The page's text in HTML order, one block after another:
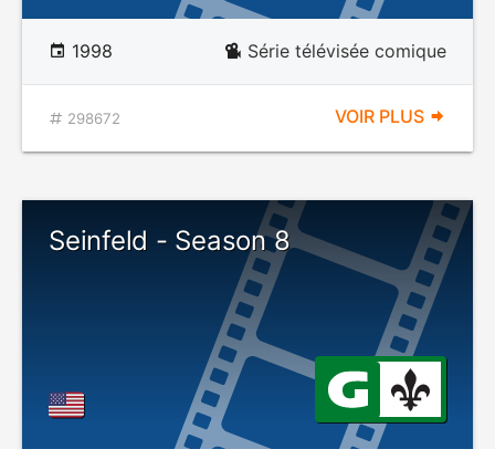
1998 Série télévisée comique
298672 VOIR PLUS
Seinfeld - Season 8